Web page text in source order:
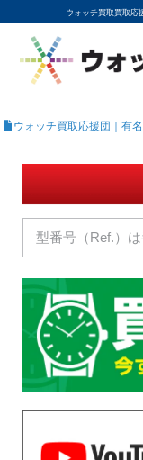
ウォッチ買取買取応
YouTubeで動画を
ROLEXモデル名か
高級時計ブランド
地域から買取店を
店舗名から買取店
ブランド時計を高
買取査定を依頼する
ウォッチ買取応援団｜有